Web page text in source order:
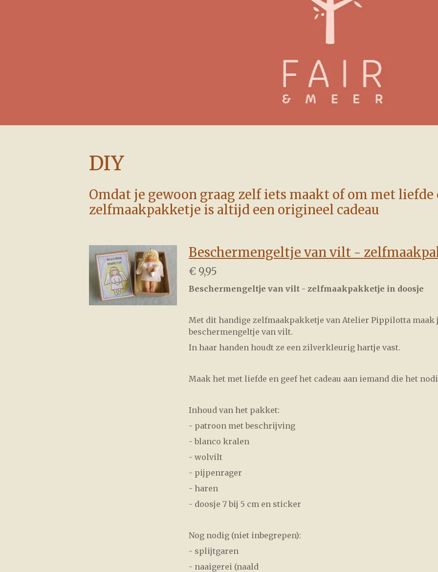
DIY
Omdat je gewoon graag zelf iets maakt of om met liefde
zelfmaakpakketje is altijd een origineel cadeau
Beschermengeltje van vilt -
€ 9,95
Beschermengeltje van vilt - zelfmaakpakketje in doosje
Met dit handige zelfmaakpakketje van Atelier Pippilotta maak
beschermengeltje van vilt.
In haar handen houdt ze een zilverkleurig hartje vast.
Maak het met liefde en geef het cadeau aan iemand die het
Inhoud van het pakket:
- patroon met beschrijving
- blanco kralen
- wolvilt
- pijpenrager
- haren
- doosje 7 bij 5 cm en sticker
Nog nodig (niet inbegrepen):
- splijtgaren
- naaigerei (naald